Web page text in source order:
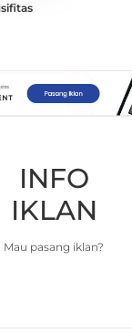
INFO
IKLAN
Mau pasang iklan?